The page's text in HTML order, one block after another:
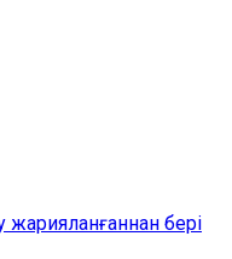
бері